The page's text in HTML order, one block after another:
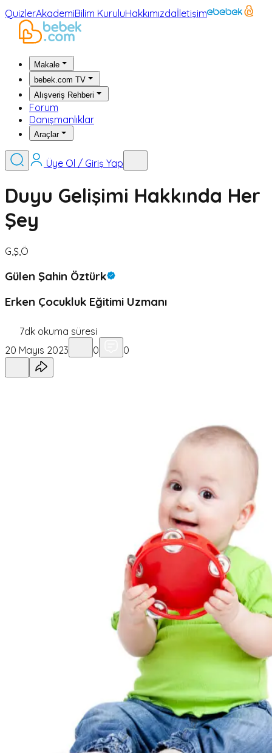
QuizlerAkademiBilim KuruluHakkımızdaİletişim
Makale
bebek.com TV
Alışveriş Rehberi
Forum
Danışmanlıklar
Araçlar
Üye Ol / Giriş Yap
Duyu Gelişimi Hakkında Her
Şey
G,Ş,Ö
Gülen Şahin Öztürk
Erken Çocukluk Eğitimi Uzmanı
7dk okuma süresi
20 Mayıs 2023
0 0